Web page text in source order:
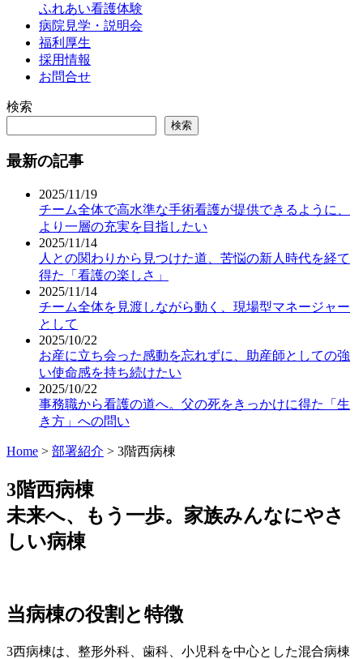
ふれあい看護体験
病院見学・説明会
福利厚生
採用情報
お問合せ
検索
検索
最新の記事
2025/11/19
チーム全体で高水準な手術看護が提供できるように、
より一層の充実を目指したい
2025/11/14
人との関わりから見つけた道、苦悩の新人時代を経て
得た「看護の楽しさ」
2025/11/14
チーム全体を見渡しながら動く、現場型マネージャー
として
2025/10/22
お産に立ち会った感動を忘れずに、助産師としての強
い使命感を持ち続けたい
2025/10/22
事務職から看護の道へ。父の死をきっかけに得た「生
き方」への問い
Home > 部署紹介 > 3階西病棟
3階西病棟
未来へ、もう一歩。家族みんなにやさ
しい病棟
当病棟の役割と特徴
3西病棟は、整形外科、歯科、小児科を中心とした混合病棟